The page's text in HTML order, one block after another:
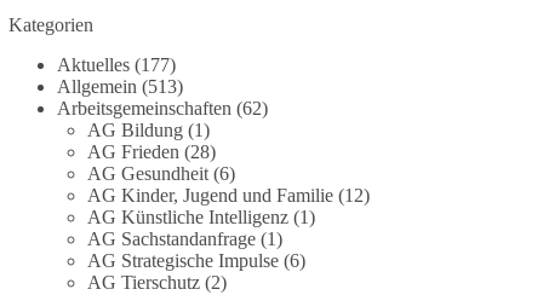
Im Politischen Frühschoppen diskutieren die
Teilnehmer das Verhältnis von Mensch, Natur und
Grundgesetz.
Beitrag der AG Strategische Impulse
Kann die Natur Träger eigener Grundrechte sein?
Oder würde eine solche Entwicklung das
Fundament unseres Grundgesetzes sprengen? Mit
dieser grundsätzlichen Frage beschäftigte sich die
Kategorien
Aktuelles(177)
Allgemein (513)
Arbeitsgemeinschaften (62)
AG Bildung(1)
AG Frieden (28)
AG Gesundheit(6)
AG Kinder, Jugend und Familie(12)
AG Künstliche Intelligenz(1)
AG Sachstandanfrage(1)
AG Strategische Impulse(6)
AG Tierschutz(2)